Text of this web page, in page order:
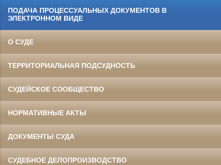
ПОДАЧА ПРОЦЕССУАЛЬНЫХ ДОКУМЕНТОВ В
ЭЛЕКТРОННОМ ВИДЕ
О СУДЕ
ТЕРРИТОРИАЛЬНАЯ ПОДСУДНОСТЬ
СУДЕЙСКОЕ СООБЩЕСТВО
НОРМАТИВНЫЕ АКТЫ
ДОКУМЕНТЫ СУДА
СУДЕБНОЕ ДЕЛОПРОИЗВОДСТВО